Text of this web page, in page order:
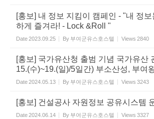
[홍보] 내 정보 지킴이 캠페인 - "내 정보
하게 즐겨라! - Lock &Roll "
Date2023.09.25 By 부여군유스호스텔 Views 2840
[홍보] 국가유산청 출범 기념 국가유산
15.(수)~19.(일)/5일간) 부소산성, 부여
Date2024.05.13 By 부여군유스호스텔 Views 3243
[홍보] 건설공사 자원정보 공유시스템
Date2024.06.14 By 부여군유스호스텔 Views 3327